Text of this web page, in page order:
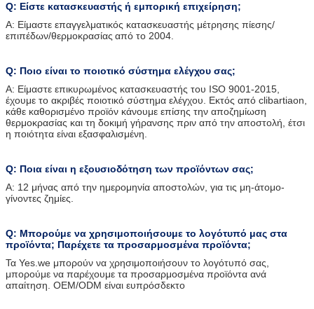
Q: Είστε κατασκευαστής ή εμπορική επιχείρηση;
Α: Είμαστε επαγγελματικός κατασκευαστής μέτρησης πίεσης/
επιπέδων/θερμοκρασίας από το 2004.
Q: Ποιο είναι το ποιοτικό σύστημα ελέγχου σας;
Α: Είμαστε επικυρωμένος κατασκευαστής του ISO 9001-2015,
έχουμε το ακριβές ποιοτικό σύστημα ελέγχου. Εκτός από clibartiaon,
κάθε καθορισμένο προϊόν κάνουμε επίσης την αποζημίωση
θερμοκρασίας και τη δοκιμή γήρανσης πριν από την αποστολή, έτσι
η ποιότητα είναι εξασφαλισμένη.
Q: Ποια είναι η εξουσιοδότηση των προϊόντων σας;
Α: 12 μήνας από την ημερομηνία αποστολών, για τις μη-άτομο-
γίνοντες ζημίες.
Q: Μπορούμε να χρησιμοποιήσουμε το λογότυπό μας στα
προϊόντα; Παρέχετε τα προσαρμοσμένα προϊόντα;
Τα Yes.we μπορούν να χρησιμοποιήσουν το λογότυπό σας,
μπορούμε να παρέχουμε τα προσαρμοσμένα προϊόντα ανά
απαίτηση. OEM/ODM είναι ευπρόσδεκτο